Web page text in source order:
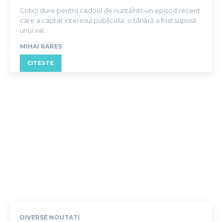
Critici dure pentru cadoul de nuntăÎntr-un episod recent
care a captat interesul publicului, o tânără a fost supusă
unui val...
MIHAI RARES
CITESTE
DIVERSE NOUTATI